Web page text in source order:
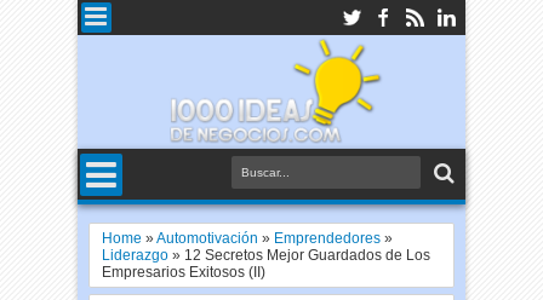
Home »Automotivación » Emprendedores »
Liderazgo » 12 Secretos Mejor Guardados de Los
Empresarios Exitosos (II)